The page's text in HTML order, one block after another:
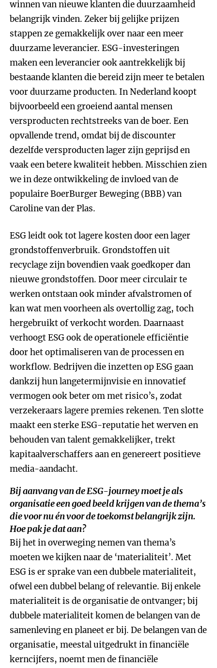
winnen van nieuwe klanten die duurzaamheid
belangrijk vinden. Zeker bij gelijke prijzen
stappen ze gemakkelijk over naar een meer
duurzame leverancier. ESG-investeringen
maken een leverancier ook aantrekkelijk bij
bestaande klanten die bereid zijn meer te betalen
voor duurzame producten. In Nederland koopt
bijvoorbeeld een groeiend aantal mensen
versproducten rechtstreeks van de boer. Een
opvallende trend, omdat bij de discounter
dezelfde versproducten lager zijn geprijsd en
vaak een betere kwaliteit hebben. Misschien zien
we in deze ontwikkeling de invloed van de
populaire BoerBurger Beweging (BBB) van
Caroline van der Plas.
ESG leidt ook tot lagere kosten door een lager
grondstoffenverbruik. Grondstoffen uit
recyclage zijn bovendien vaak goedkoper dan
nieuwe grondstoffen. Door meer circulair te
werken ontstaan ook minder afvalstromen of
kan wat men voorheen als overtollig zag, toch
hergebruikt of verkocht worden. Daarnaast
verhoogt ESG ook de operationele efficiëntie
door het optimaliseren van de processen en
workflow. Bedrijven die inzetten op ESG gaan
dankzij hun langetermijnvisie en innovatief
vermogen ook beter om met risico’s, zodat
verzekeraars lagere premies rekenen. Ten slotte
maakt een sterke ESG-reputatie het werven en
behouden van talent gemakkelijker, trekt
kapitaalverschaffers aan en genereert positieve
media-aandacht.
Bij aanvang van de ESG-journey moet je als
organisatie een goed beeld krijgen van de thema’s
die voor nu én voor de toekomst belangrijk zijn.
Hoe pak je dat aan?
Bij het in overweging nemen van thema’s
moeten we kijken naar de ‘materialiteit’. Met
ESG is er sprake van een dubbele materialiteit,
ofwel een dubbel belang of relevantie. Bij enkele
materialiteit is de organisatie de ontvanger; bij
dubbele materialiteit komen de belangen van de
samenleving en planeet er bij. De belangen van de
organisatie, meestal uitgedrukt in financiële
kerncijfers, noemt men de financiële